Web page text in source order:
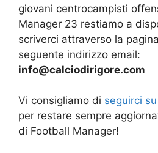
giovani centrocampisti
Manager 23 restiamo a
scriverci attraverso la pagina
seguente indirizzo email:
info@calciodirigore.com
Vi consigliamo di seguirci su
per restare sempre
di Football Manager!